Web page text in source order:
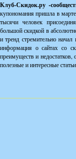
Клуб-Скидок.ру -
купономания пришла в
тысячи человек
большой скидкой в
и тренд стремительно начал
информация о сайтах со
преимуществ и недостатков,
полезные и интересные